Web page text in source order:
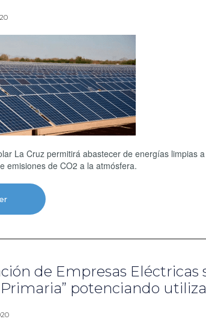
La Cruz permitirá abastecer de energías limpias
emisiones de CO2 a la atmósfera.
de Empresas
potenciando